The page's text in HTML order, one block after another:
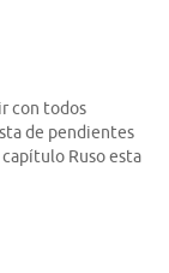
con todos
de pendientes
Ruso esta